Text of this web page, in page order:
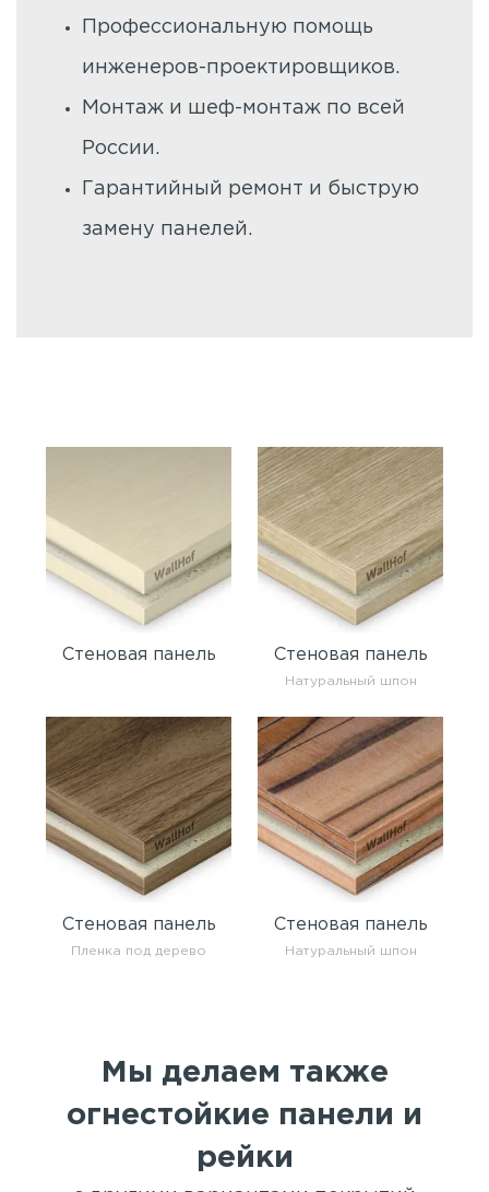
Профессиональную помощь
инженеров-проектировщиков.
Монтаж и шеф-монтаж по всей
России.
Гарантийный ремонт и быструю
замену панелей.
Стеновая панель Стеновая панель
Натуральный шпон
Стеновая панель
Пленка под дерево
Стеновая панель
Натуральный шпон
Мы делаем также
огнестойкие панели и
рейки